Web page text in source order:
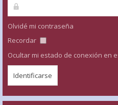
Olvidé mi contraseña
Recordar
Ocultar mi estado de conexión en